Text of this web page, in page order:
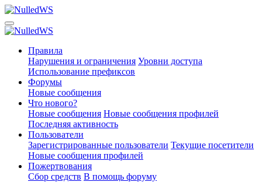
Правила
Нарушения и ограничения Уровни доступа
Использование префиксов
Форумы
Новые сообщения
Что нового?
Новые сообщения Новые сообщения профилей
Последняя активность
Пользователи
Зарегистрированные пользователи Текущие посетители
Новые сообщения профилей
Пожертвования
Сбор средств В помощь форуму